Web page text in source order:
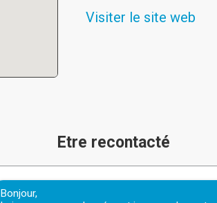
Visiter le site web
Etre recontacté
Bonjour,